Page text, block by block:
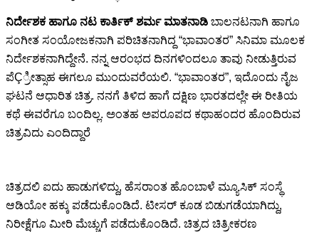
ನಿರ್ದೇಶಕ ಹಾಗೂ ನಟ ಕಾರ್ತಿಕ್ ಶರ್ಮ ಮಾತನಾಡಿ ಬಾಲನಟನಾಗಿ ಹಾಗೂ
ಸಂಗೀತ ಸಂಯೋಜಕನಾಗಿ ಪರಿಚಿತನಾಗಿದ್ದ “ಭಾವಾಂತರ” ಸಿನಿಮಾ ಮೂಲಕ
ನಿರ್ದೇಶಕನಾಗಿದ್ದೇನೆ. ನನ್ನ ಆರಂಭದ ದಿನಗಳಿಂದಲೂ ತಾವು ನೀಡುತ್ತಿರುವ
ಪೆÇ್ರೀತ್ಸಾಹ ಈಗಲೂ ಮುಂದುವರೆಯಲಿ. “ಭಾವಾಂತರ”, ಇದೊಂದು ನೈಜ
ಘಟನೆ ಆಧಾರಿತ ಚಿತ್ರ. ನನಗೆ ತಿಳಿದ ಹಾಗೆ ದಕ್ಷಿಣ ಭಾರತದಲ್ಲೇ ಈ ರೀತಿಯ
ಕಥೆ ಈವರೆಗೂ ಬಂದಿಲ್ಲ. ಅಂತಹ ಅಪರೂಪದ ಕಥಾಹಂದರ ಹೊಂದಿರುವ
ಚಿತ್ರವಿದು ಎಂದಿದ್ದಾರೆ
ಚಿತ್ರದಲಿ ಐದು ಹಾಡುಗಳಿದ್ದು, ಹೆಸರಾಂತ ಹೊಂಬಾಳೆ ಮ್ಯೂಸಿಕ್ ಸಂಸ್ಥೆ
ಆಡಿಯೋ ಹಕ್ಕು ಪಡೆದುಕೊಂಡಿದೆ. ಟೀಸರ್ ಕೂಡ ಬಿಡುಗಡೆಯಾಗಿದ್ದು,
ನಿರೀಕ್ಷೆಗೂ ಮೀರಿ ಮೆಚ್ಚುಗೆ ಪಡೆದುಕೊಂಡಿದೆ. ಚಿತ್ರದ ಚಿತ್ರೀಕರಣ